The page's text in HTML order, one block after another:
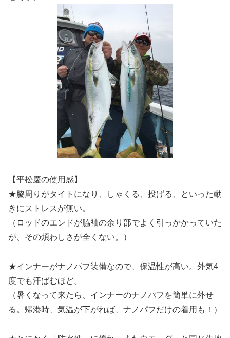
【平松慶の使用感】
★脇周りがタイトになり、しゃくる、投げる、といった動
きにストレスが無い。
（ロッドのエンドが脇袖の余り部でよく引っかかっていた
が、その煩わしさが全くない。）
★インナーがナノパフ装備なので、保温性が高い。外気4
度でも汗ばむほど。
（暑くなって来たら、インナーのナノパフを簡単に外せ
る。帰港時、気温が下がれば、ナノパフだけの着用も！）